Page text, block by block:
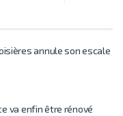
annule son escale
va enfin être rénové